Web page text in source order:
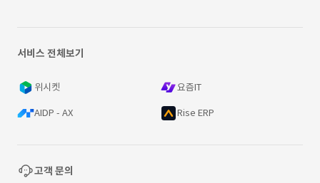
서비스 전체보기
위시켓 요즘IT
AIDP - AX Rise ERP
고객 문의